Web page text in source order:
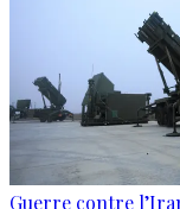
Guerre contre